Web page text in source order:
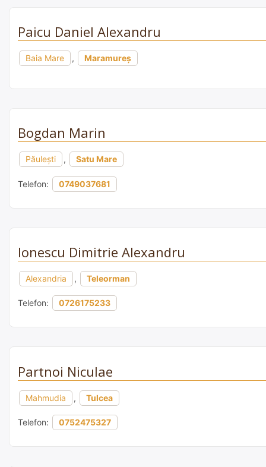
Paicu Daniel Alexandru
Baia Mare , Maramureș
Bogdan Marin
Păulești , Satu Mare
Telefon: 0749037681
Ionescu Dimitrie Alexandru
Alexandria , Teleorman
Telefon: 0726175233
Partnoi Niculae
Mahmudia , Tulcea
Telefon: 0752475327